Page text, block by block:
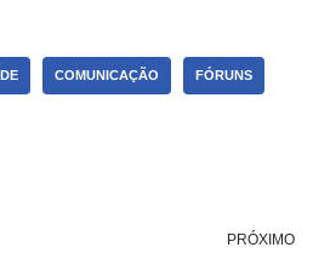
COMUNICAÇÃO FÓRUNS
PRÓXIMO